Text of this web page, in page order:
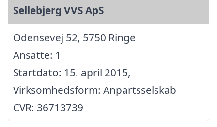
Sellebjerg VVS ApS
Odensevej 52, 5750 Ringe
Ansatte: 1
Startdato: 15. april 2015,
Virksomhedsform: Anpartsselskab
CVR: 36713739